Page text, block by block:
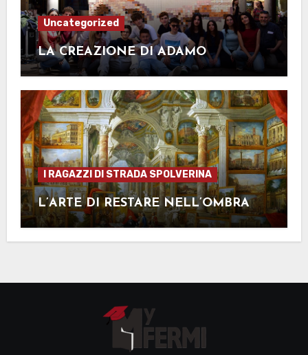
Uncategorized
LA CREAZIONE DI ADAMO
I RAGAZZI DI STRADA SPOLVERINA
L’ARTE DI RESTARE NELL’OMBRA